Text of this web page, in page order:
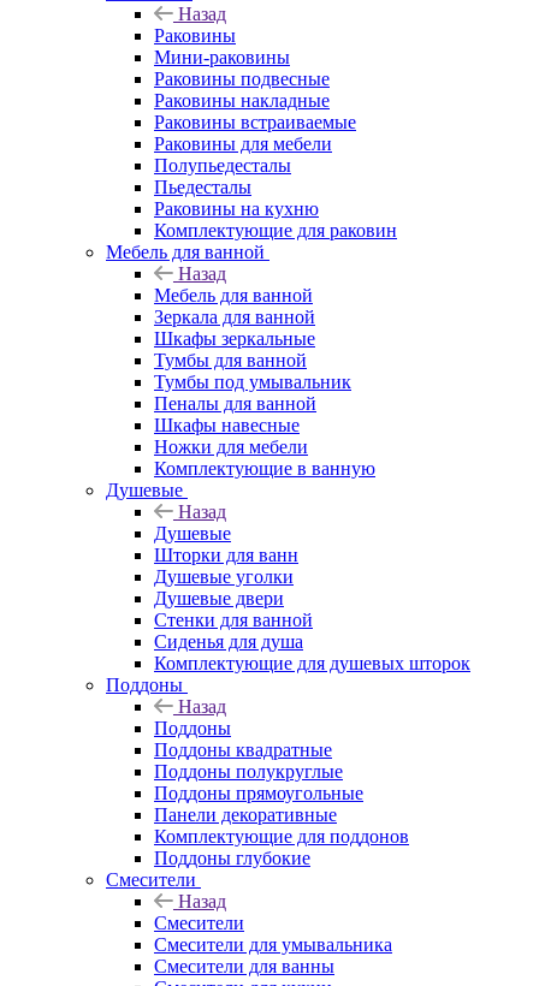
Назад
Раковины
Мини-раковины
Раковины подвесные
Раковины накладные
Раковины встраиваемые
Раковины для мебели
Полупьедесталы
Пьедесталы
Раковины на кухню
Комплектующие для раковин
Мебель для ванной
Назад
Мебель для ванной
Зеркала для ванной
Шкафы зеркальные
Тумбы для ванной
Тумбы под умывальник
Пеналы для ванной
Шкафы навесные
Ножки для мебели
Комплектующие в ванную
Душевые
Назад
Душевые
Шторки для ванн
Душевые уголки
Душевые двери
Стенки для ванной
Сиденья для душа
Комплектующие для душевых шторок
Поддоны
Назад
Поддоны
Поддоны квадратные
Поддоны полукруглые
Поддоны прямоугольные
Панели декоративные
Комплектующие для поддонов
Поддоны глубокие
Смесители
Назад
Смесители
Смесители для умывальника
Смесители для ванны